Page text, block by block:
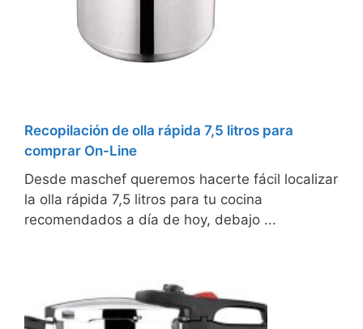
Recopilación de olla rápida 7,5 litros para
comprar On-Line
Desde maschef queremos hacerte fácil localizar
la olla rápida 7,5 litros para tu cocina
recomendados a día de hoy, debajo ...